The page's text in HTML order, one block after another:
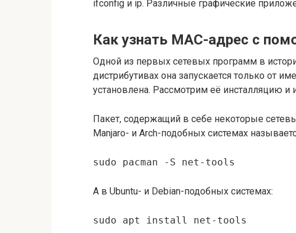
ifconfig и ip. Различные графические
Как узнать MAC-адрес с
Одной из первых сетевых программ в
дистрибутивах она запускается только от
установлена. Рассмотрим её инсталляцию и
Пакет, содержащий в себе некоторые
Manjaro- и Arch-подобных системах
sudo pacman -S net-tools
А в Ubuntu- и Debian-подобных системах:
sudo apt install net-tools